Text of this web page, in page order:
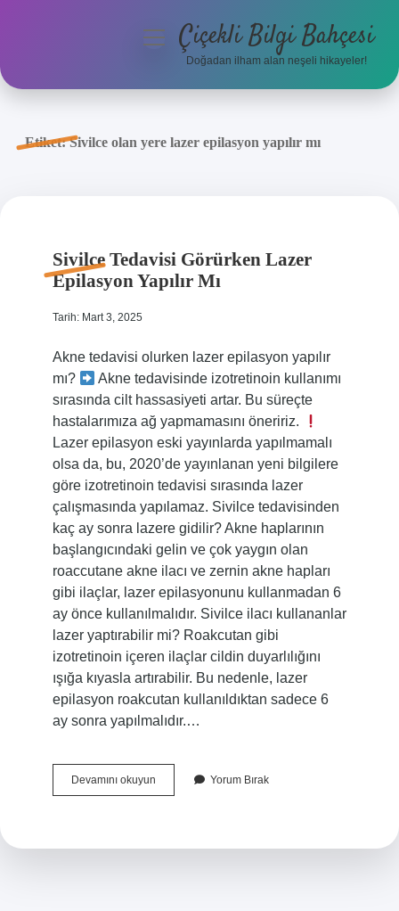
Anasayfa
menüyüÇiçekli Bilgi Bahçesi
Doğadan ilham alan neşeli hikayeler!
Etiket:Sivilce olan yere lazer epilasyon yapılır mı
Sivilce Tedavisi Görürken Lazer
Epilasyon Yapılır Mı
Tarih: Mart 3, 2025
Akne tedavisi olurken lazer epilasyon yapılır
mı?
Akne tedavisinde izotretinoin kullanımı
sırasında cilt hassasiyeti artar. Bu süreçte
hastalarımıza ağ yapmamasını öneririz.
Lazer epilasyon eski yayınlarda yapılmamalı
olsa da, bu, 2020’de yayınlanan yeni bilgilere
göre izotretinoin tedavisi sırasında lazer
çalışmasında yapılamaz. Sivilce tedavisinden
kaç ay sonra lazere gidilir? Akne haplarının
başlangıcındaki gelin ve çok yaygın olan
roaccutane akne ilacı ve zernin akne hapları
gibi ilaçlar, lazer epilasyonunu kullanmadan 6
ay önce kullanılmalıdır. Sivilce ilacı kullananlar
lazer yaptırabilir mi? Roakcutan gibi
izotretinoin içeren ilaçlar cildin duyarlılığını
ışığa kıyasla artırabilir. Bu nedenle, lazer
epilasyon roakcutan kullanıldıktan sadece 6
ay sonra yapılmalıdır.…
Devamını okuyunSivilce
Tedavisi
Yorum Bırak